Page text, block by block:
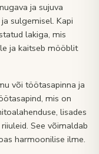
ja sujuva
sulgemisel. Kapi
lakiga, mis
ja kaitseb mööblit
või töötasapinna ja
mis on
lisades
See võimaldab
harmoonilise ilme.